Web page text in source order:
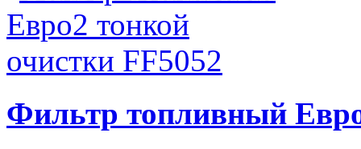
Фильтр топливный